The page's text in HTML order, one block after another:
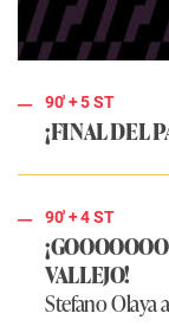
90'+ 5ST
¡FINAL DEL
90'+ 4ST
VALLEJO!
Stefano Olaya